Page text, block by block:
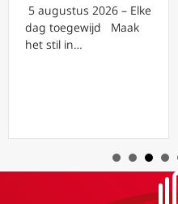
5 augustus 2026 – Elke
dag toegewijd Maak
het stil in…